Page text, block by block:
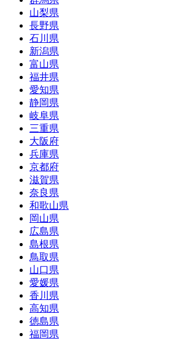
山梨県
長野県
石川県
新潟県
富山県
福井県
愛知県
静岡県
岐阜県
三重県
大阪府
兵庫県
京都府
滋賀県
奈良県
和歌山県
岡山県
広島県
島根県
鳥取県
山口県
愛媛県
香川県
高知県
徳島県
福岡県